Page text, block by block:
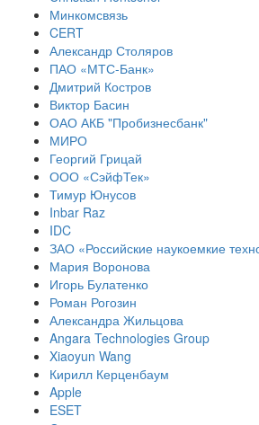
Минкомсвязь
CERT
Александр Столяров
ПАО «МТС-Банк»
Дмитрий Костров
Виктор Басин
ОАО АКБ "Пробизнесбанк"
МИРО
Георгий Грицай
ООО «СэйфТек»
Тимур Юнусов
Inbar Raz
IDC
ЗАО «Российские наукоемкие
Мария Воронова
Игорь Булатенко
Роман Рогозин
Александра Жильцова
Angara Technologies Group
Xiaoyun Wang
Кирилл Керценбаум
Apple
ESET